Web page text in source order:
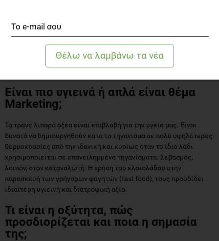
περιέχουν αντιοξειδωτικά, είναι πιο ευπαθή στο τηγάνισμα και
Τρανς λιπαρά και τηγάνισμα: Μεγάλη αλυσίδα fastfood μιλάει για
Είναι πιο υγιεινά ή απλά είναι θέμα
Marketing;
Τα τρανς λιπαρά οξέα είναι επιβλαβή για την υγεία μας. Είναι
δυνατό να δημιουργηθούν κατά το τηγάνισμα σε πολύ υψηλότερες
θερμοκρασίες από την ιδανική και κυρίως όταν το ίδιο λάδι
χρησιμοποιείται σε επανειλημμένα τηγανίσματα. Σεβασμός,
λοιπόν, στον καταναλωτή. H χρήση του ελαιολάδου στην
παρασκευή των γρήγορων φαγητών (fast food), τους προσδίδει
ιδιαίτερη υγιεινή και διατροφική αξία.
Τι είναι η οξύτητα, πώς
προσδιορίζεται και ποια η σημασία
της;